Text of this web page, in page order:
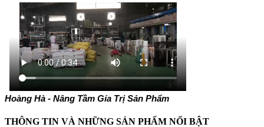
Hoàng Hà - Nâng Tầm Gía Trị Sản Phẩm
THÔNG TIN VÀ NHỮNG SẢN PHẤM NỔI BẬT